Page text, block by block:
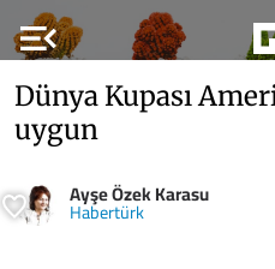
menu_open
Dünya Kupası
uygun
Ayşe Özek Karasu
Habertürk